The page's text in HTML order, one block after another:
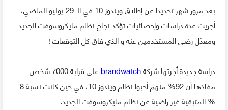
بعد مرور شهر تحديدا عن إطلاق ويندوز 10 في الـ 29 يوليو الماضي،
أجريت عدة دراسات وإحصائيات تؤكد نجاح نظام مايكروسوفت الجديد
ومعدّل رضى المستخدمين عنه و الذي فاق كل التوقعات !
دراسة جديدة أجرتها شركةbrandwatch
على قرابة 7000 شخص
مفاذها أن 92% منهم أحبوا نظام ويندوز 10، في حين كانت نسبة 8
% المتبقية غير راضية عن نظام مايكروسوفت الجديد.